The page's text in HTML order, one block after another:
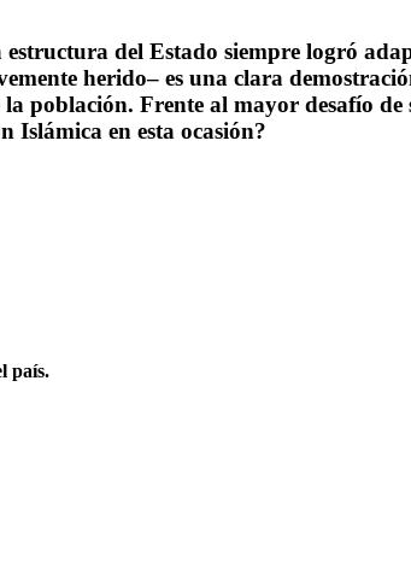
del Estado siempre logró
herido– es una clara
población. Frente al mayor desafío
Islámica en esta ocasión?
país.